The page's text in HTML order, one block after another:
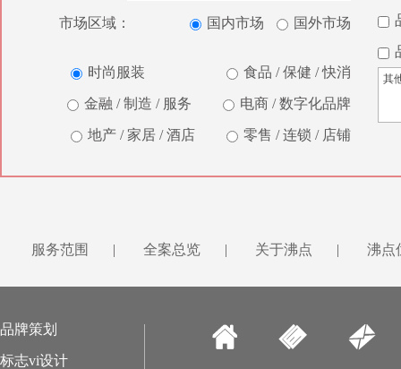
国内市场 国外市场
市场区域：
时尚服装 食品 / 保健 / 快消
金融 / 制造 / 服务 电商 / 数字化品牌
地产 / 家居 / 酒店 零售 / 连锁 / 店铺
服务范围 | 全案总览 | 关于沸点 | 沸点
品牌策划
标志vi设计